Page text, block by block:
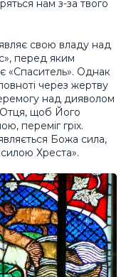
нам з-за твого
свою владу над
перед яким
«Спаситель». Однак
через жертву
над дияволом
Отця, щоб Його
переміг гріх.
Божа сила,
Хреста».